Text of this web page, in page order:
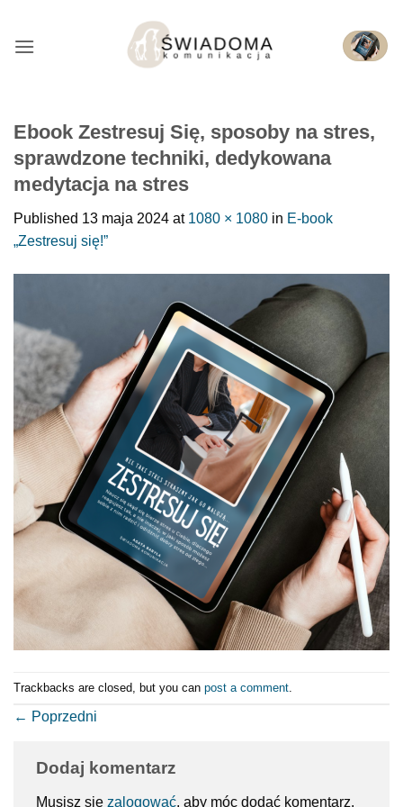
treści
Ebook Zestresuj Się, sposoby na stres,
sprawdzone techniki, dedykowana
medytacja na stres
Published 13 maja 2024 at 1080 × 1080 in E-book
„Zestresuj się!”
Trackbacks are closed, but you can post a comment
← Poprzedni
Dodaj komentarz
Musisz się zalogować, aby móc dodać komentarz.